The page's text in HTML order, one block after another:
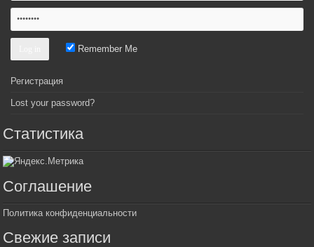
Remember Me
Регистрация
Lost your password?
Статистика
Соглашение
Политика конфиденциальности
Свежие записи